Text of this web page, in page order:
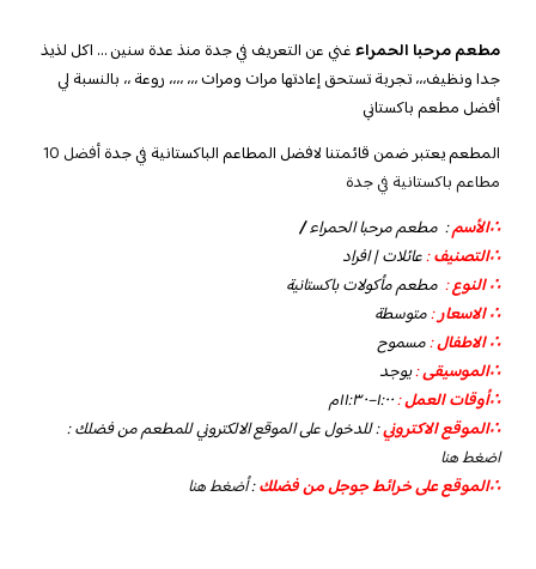
مطعم مرحبا الحمراءغني عن التعريف في جدة منذ عدة سنين … اكل لذيذ
جدا ونظيف،،، تجربة تستحق إعادتها مرات ومرات ،،، ،،،، روعة ،، بالنسبة لي
أفضل مطعم باكستاني
المطعم يعتبر ضمن قائمتنا لافضل المطاعم الباكستانية في جدة
أفضل 10
مطاعم باكستانية في جدة
∴الأسم: مطعم مرحبا الحمراء/
∴التصنيف:عائلات | افراد
∴ النوع: مطعم مأكولات باكستانية
∴ الاسعار:متوسطة
∴ الاطفال:مسموح
∴الموسيقى:يوجد
‏∴أوقات العمل:١:٠٠–١١:٣٠م
∴الموقع الاكتروني: للدخول على الموقع الالكتروني للمطعم من فضلك :
اضغط هنا
∴الموقع على خرائط جوجل من فضلك:أضغط هنا